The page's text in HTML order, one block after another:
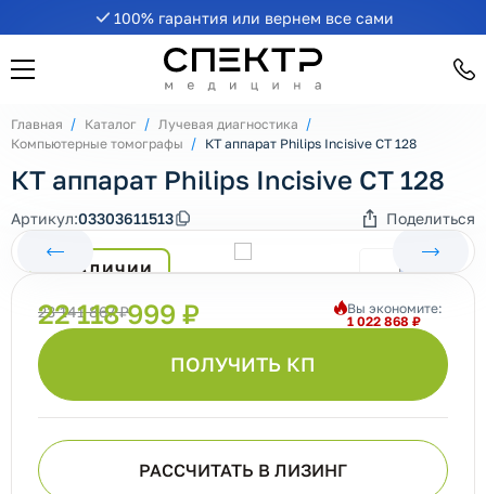
100% гарантия или вернем все сами
Главная Каталог
Лучевая диагностика
Компьютерные томографы
КТ аппарат Philips Incisive CT 128
В НАЛИЧИИ
КТ аппарат Philips Incisive CT 128
Артикул:03303611513 Поделиться
ПОЛУЧИТЬ КП
23 141 867 ₽
22 118 999 ₽
Вы экономите:
1 022 868 ₽
РАССЧИТАТЬ В ЛИЗИНГ